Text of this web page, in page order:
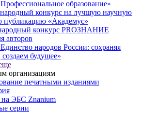
образование»
конкурс на лучшую научную
публикацию «Академус»
конкурс PROЗНАНИЕ
авторов
народов России: сохраняя
будущее»
организациям
печатными изданиями
ЭБС Znanium
серии